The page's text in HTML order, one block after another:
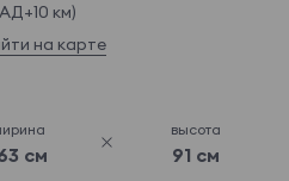
км)
на карте
см
высота
91 см